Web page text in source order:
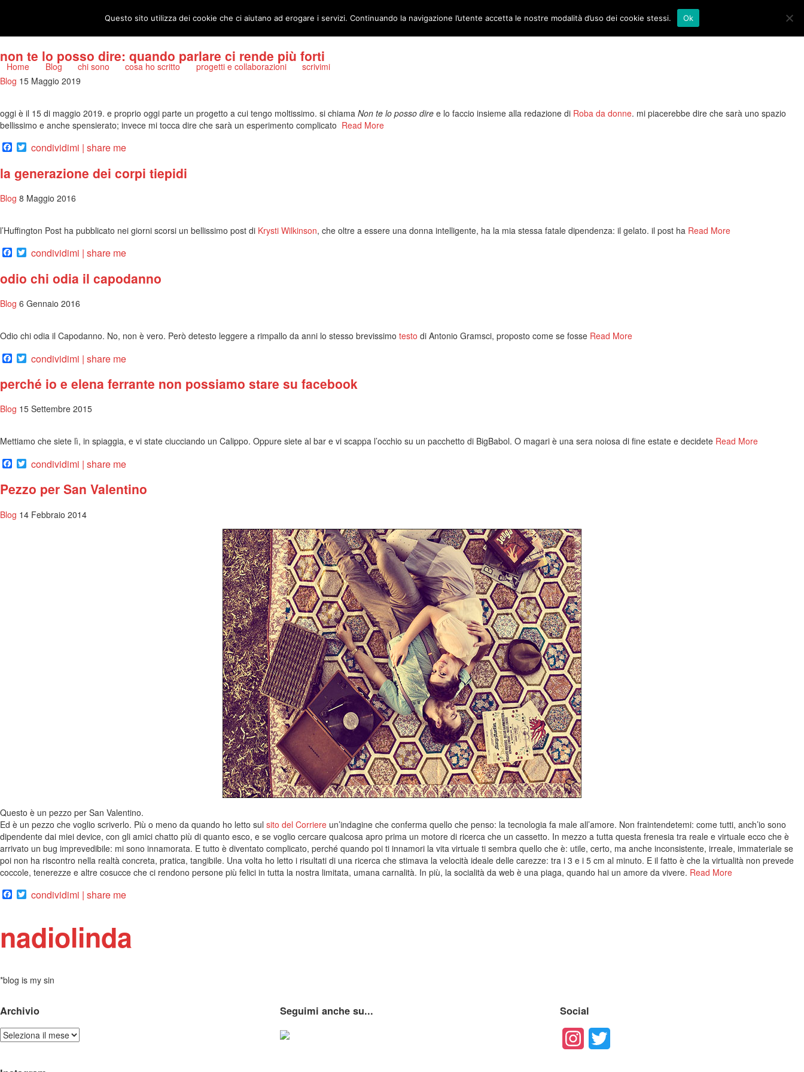
Home Blog chi sono cosa ho scritto progetti e collaborazioni scrivimi
Posts tagged social network
non te lo posso dire: quando parlare ci rende più forti
Blog 15 Maggio 2019
oggi è il 15 di maggio 2019. e proprio oggi parte un progetto a cui tengo moltissimo. si chiama Non te lo posso dire e lo faccio insieme alla redazione di Roba da donne. mi piacerebbe dire che sarà uno spazio
bellissimo e anche spensierato; invece mi tocca dire che sarà un esperimento complicato Read More
Facebook
Twitter
condividimi | share me
la generazione dei corpi tiepidi
Blog 8 Maggio 2016
l’Huffington Post ha pubblicato nei giorni scorsi un bellissimo post di Krysti Wilkinson, che oltre a essere una donna intelligente, ha la mia stessa fatale dipendenza: il gelato. il post ha Read More
Facebook
Twitter
condividimi | share me
odio chi odia il capodanno
Blog 6 Gennaio 2016
Odio chi odia il Capodanno. No, non è vero. Però detesto leggere a rimpallo da anni lo stesso brevissimo testo di Antonio Gramsci, proposto come se fosse Read More
Facebook
Twitter
condividimi | share me
perché io e elena ferrante non possiamo stare su facebook
Blog 15 Settembre 2015
Mettiamo che siete lì, in spiaggia, e vi state ciucciando un Calippo. Oppure siete al bar e vi scappa l’occhio su un pacchetto di BigBabol. O magari è una sera noiosa di fine estate e decidete Read More
Facebook
Twitter
condividimi | share me
Pezzo per San Valentino
Blog 14 Febbraio 2014
Questo è un pezzo per San Valentino.
Ed è un pezzo che voglio scriverlo. Più o meno da quando ho letto sul sito del Corriere un’indagine che conferma quello che penso: la tecnologia fa male all’amore. Non fraintendetemi: come tutti, anch’io sono
dipendente dai miei device, con gli amici chatto più di quanto esco, e se voglio cercare qualcosa apro prima un motore di ricerca che un cassetto. In mezzo a tutta questa frenesia tra reale e virtuale ecco che è
arrivato un bug imprevedibile: mi sono innamorata. E tutto è diventato complicato, perché quando poi ti innamori la vita virtuale ti sembra quello che è: utile, certo, ma anche inconsistente, irreale, immateriale se
poi non ha riscontro nella realtà concreta, pratica, tangibile. Una volta ho letto i risultati di una ricerca che stimava la velocità ideale delle carezze: tra i 3 e i 5 cm al minuto. E il fatto è che la virtualità non prevede
coccole, tenerezze e altre cosucce che ci rendono persone più felici in tutta la nostra limitata, umana carnalità. In più, la socialità da web è una piaga, quando hai un amore da vivere. Read More
Facebook
Twitter
condividimi | share me
nadiolinda
*blog is my sin
Archivio
Archivio
Seguimi anche su...
Social
Instagram
Questo sito utilizza dei cookie che ci aiutano ad erogare i servizi. Continuando la navigazione l’utente accetta le nostre modalità d’uso dei cookie stessi. Ok